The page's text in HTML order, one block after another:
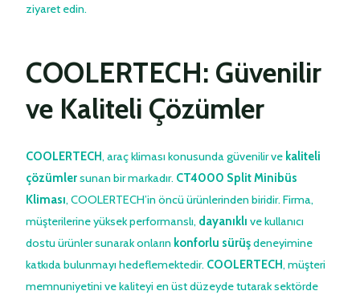
ziyaret edin.
COOLERTECH: Güvenilir
ve Kaliteli Çözümler
COOLERTECH, araç kliması konusunda güvenilir ve kaliteli
çözümlersunan bir markadır. CT4000 Split Minibüs
Kliması, COOLERTECH’in öncü ürünlerinden biridir. Firma,
müşterilerine yüksek performanslı, dayanıklı ve kullanıcı
dostu ürünler sunarak onların konforlu sürüşdeneyimine
katkıda bulunmayı hedeflemektedir. COOLERTECH, müşteri
memnuniyetini ve kaliteyi en üst düzeyde tutarak sektörde